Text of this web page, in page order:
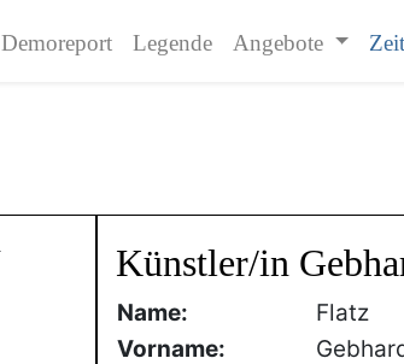
Demoreport Legende Angebote
Künstler/in
Name:
Flatz
Vorname: